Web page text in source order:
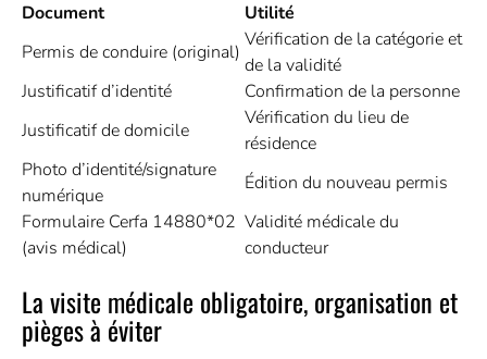
Document
Utilité
Permis de conduire (original)
Vérification de la catégorie et
de la validité
Justificatif d’identité
Confirmation de la personne
Justificatif de domicile
Vérification du lieu de
résidence
Photo d’identité/signature
numérique
Édition du nouveau permis
Formulaire Cerfa 14880*02
(avis médical)
Validité médicale du
conducteur
La visite médicale obligatoire, organisation et
pièges à éviter